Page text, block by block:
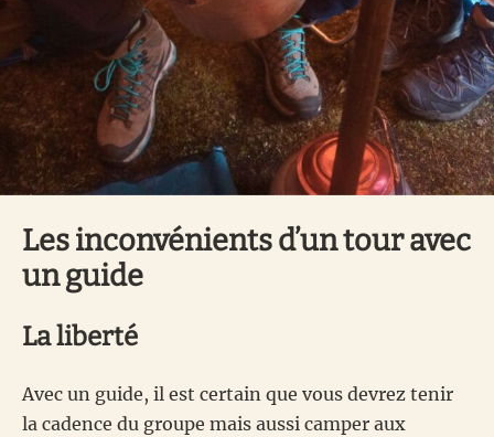
Les inconvénients d’un tour avec
un guide
La liberté
Avec un guide, il est certain que vous devrez tenir
la cadence du groupe mais aussi camper aux